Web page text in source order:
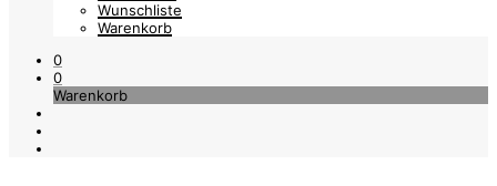
Wunschliste
Warenkorb
0
0
Warenkorb